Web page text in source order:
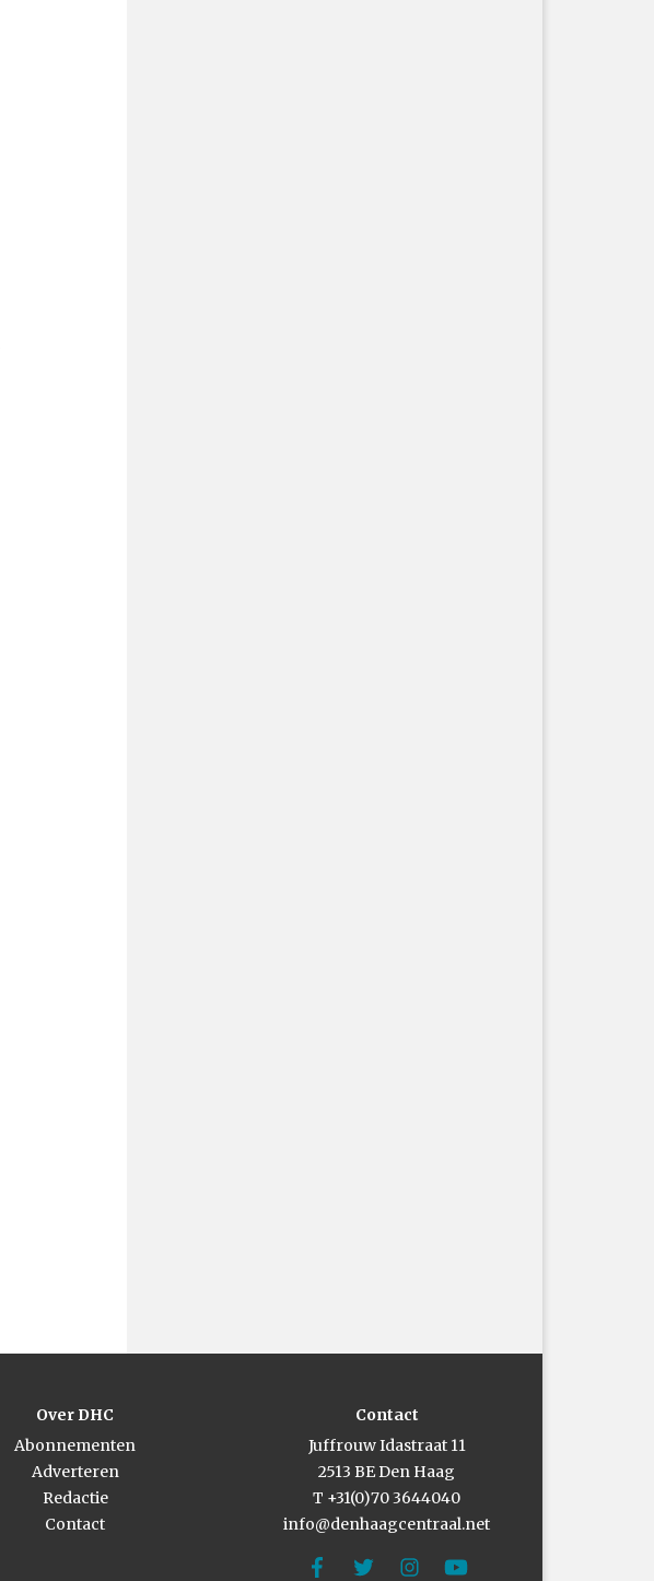
Over DHC
Abonnementen
Adverteren
Redactie
Contact
Contact
Juffrouw Idastraat 11
2513 BE Den Haag
T +31(0)70 3644040
info@denhaagcentraal.net